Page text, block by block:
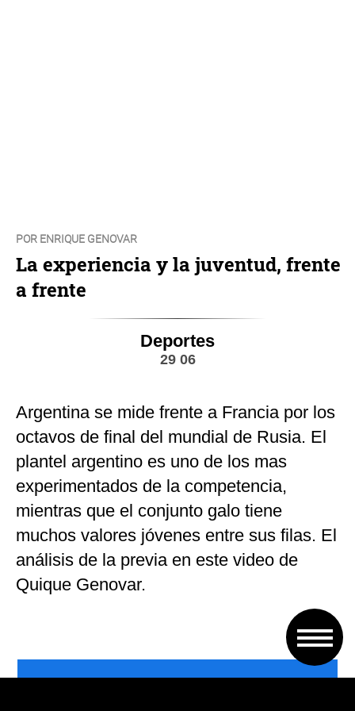
POR ENRIQUE GENOVAR
La experiencia y la juventud, frente
a frente
Deportes
29 06
Argentina se mide frente a Francia por los
octavos de final del mundial de Rusia. El
plantel argentino es uno de los mas
experimentados de la competencia,
mientras que el conjunto galo tiene
muchos valores jóvenes entre sus filas. El
análisis de la previa en este video de
Quique Genovar.